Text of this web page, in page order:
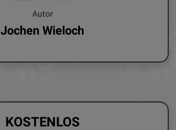
Autor
Jochen Wieloch
KOSTENLOS